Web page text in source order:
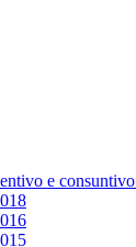
e consuntivo